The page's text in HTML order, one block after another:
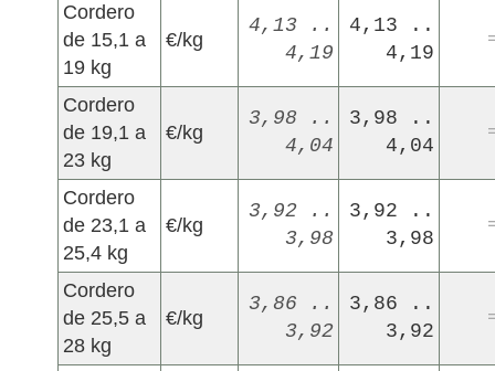
Cordero
de 15,1 a
19 kg
€/kg
4,13 ..
4,19
4,13 ..
4,19
Cordero
de 19,1 a
23 kg
€/kg
3,98 ..
4,04
3,98 ..
4,04
Cordero
de 23,1 a
25,4 kg
€/kg
3,92 ..
3,98
3,92 ..
3,98
Cordero
de 25,5 a
28 kg
€/kg
3,86 ..
3,92
3,86 ..
3,92